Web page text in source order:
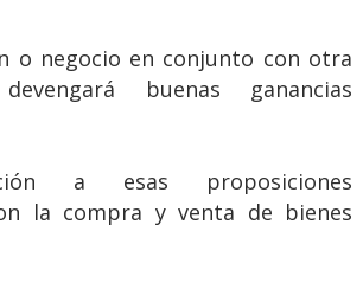
o negocio en conjunto con otra
buenas ganancias
a esas proposiciones
la compra y venta de bienes